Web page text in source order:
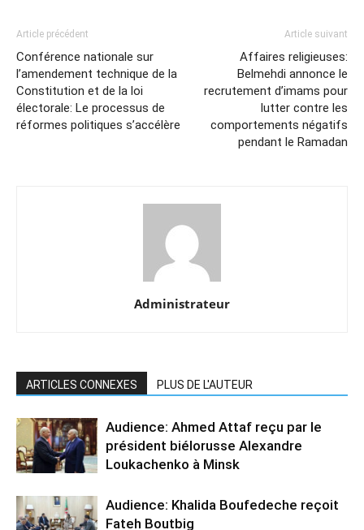
Article précédent
Conférence nationale sur
l’amendement technique de la
Constitution et de la loi
électorale: Le processus de
réformes politiques s’accélère
Article suivant
Affaires religieuses:
Belmehdi annonce le
recrutement d’imams pour
lutter contre les
comportements négatifs
pendant le Ramadan
Administrateur
ARTICLES CONNEXES PLUS DE L'AUTEUR
Audience: Ahmed Attaf reçu par le
président biélorusse Alexandre
Loukachenko à Minsk
Audience: Khalida Boufedeche reçoit
Fateh Boutbig